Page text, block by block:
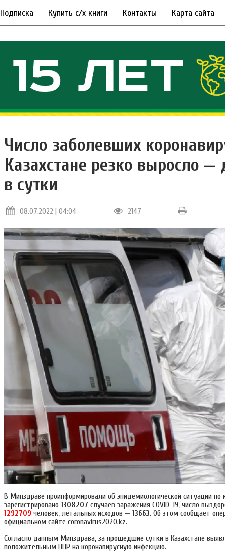
Подписка Купить с/х книги Контакты Карта сайта
Число заболевших
Казахстане резко выросло —
в сутки
08.07.2022 | 04:04 2147
В Минздраве проинформировали об эпидемиологической ситуации по
зарегистрировано 1308207 случаев заражения COVID-19, число
1292709 человек, летальных исходов — 13663. Об этом сообщает
официальном сайте coronavirus2020.kz.
Согласно данным Минздрава, за прошедшие сутки в Казахстане
положительным ПЦР на коронавирусную инфекцию.